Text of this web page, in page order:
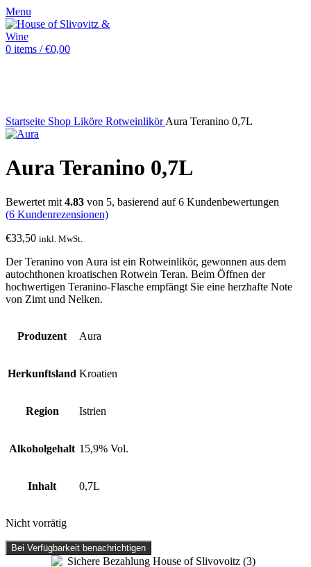
Menu
0 items / €0,00
Startseite Shop Liköre RotweinlikörAura Teranino 0,7L
Aura Teranino 0,7L
Bewertet mit 4.83 von 5, basierend auf6 Kundenbewertungen
(6 Kundenrezensionen)
€33,50 inkl. MwSt.
Der Teranino von Aura ist ein Rotweinlikör, gewonnen aus dem
autochthonen kroatischen Rotwein Teran. Beim Öffnen der
hochwertigen Teranino-Flasche empfängt Sie eine herzhafte Note
von Zimt und Nelken.
Produzent Aura
Herkunftsland Kroatien
Region Istrien
Alkoholgehalt 15,9% Vol.
Inhalt 0,7L
Nicht vorrätig
Bei Verfügbarkeit benachrichtigen